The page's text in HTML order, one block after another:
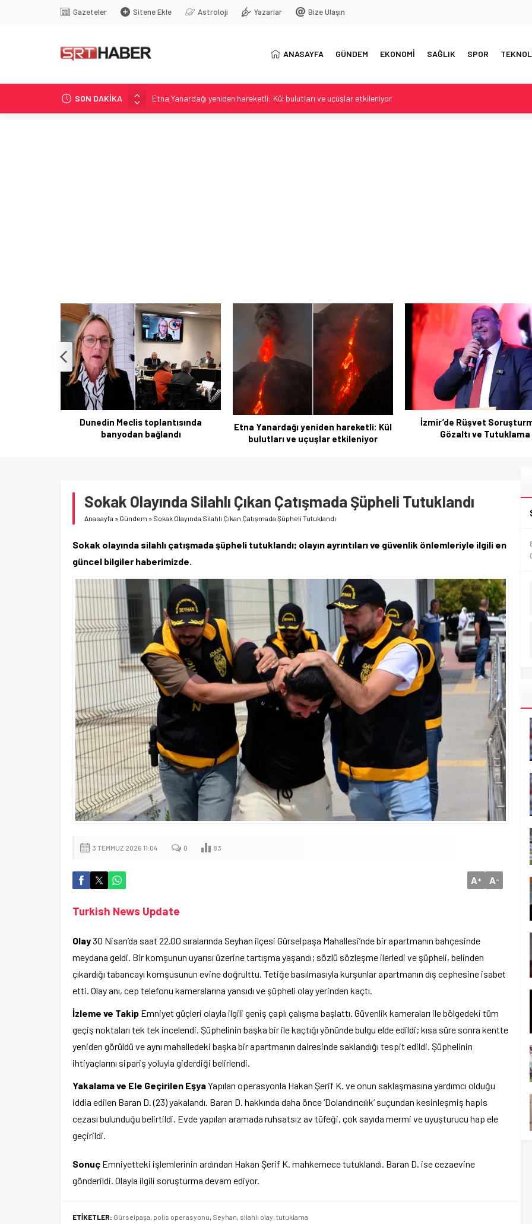
Gazeteler Sitene Ekle Astroloji Yazarlar Bize Ulaşın
ANASAYFA GÜNDEM EKONOMİ SAĞLIK SPOR
SON DAKİKA
Etna Yanardağı yeniden hareketli: Kül bulutları ve uçuşlar etkileniyor
Infantino’ya ilişkin eski UEFA dönemi iddiaları yeniden gündemde
Etna Yanardağı yeniden hareketli: Kül
bulutları ve uçuşlar etkileniyor
İzmir’de Rüşvet Soruşturmada
Gözaltı ve Tutuklama
Sivasspor Esenler
hazırlıkları tamamlandı
Sokak Olayında Silahlı Çıkan Çatışmada Şüpheli Tutuklandı
Anasayfa » Gündem » Sokak Olayında Silahlı Çıkan Çatışmada Şüpheli Tutuklandı
Sokak olayında silahlı çatışmada şüpheli tutuklandı; olayın ayrıntıları ve güvenlik önlemleriyle ilgili en
güncel bilgiler haberimizde.
3 TEMMUZ 2026 11:04 0 83
A+ A-
Turkish News Update
Olay30 Nisan’da saat 22.00 sıralarında Seyhan ilçesi Gürselpaşa Mahallesi’nde bir apartmanın bahçesinde
meydana geldi. Bir komşunun uyarısı üzerine tartışma yaşandı; sözlü sözleşme ilerledi ve şüpheli, belinden
çıkardığı tabancayı komşusunun evine doğrulttu. Tetiğe basılmasıyla kurşunlar apartmanın dış cephesine isabet
etti. Olay anı, cep telefonu kameralarına yansıdı ve şüpheli olay yerinden kaçtı.
İzleme ve Takip Emniyet güçleri olayla ilgili geniş çaplı çalışma başlattı. Güvenlik kameraları ile bölgedeki tüm
geçiş noktaları tek tek incelendi. Şüphelinin başka bir ile kaçtığı yönünde bulgu elde edildi; kısa süre sonra kentte
yeniden görüldü ve aynı mahalledeki başka bir apartmanın dairesinde saklandığı tespit edildi. Şüphelinin
ihtiyaçlarını sipariş yoluyla giderdiği belirlendi.
Yakalama ve Ele Geçirilen EşyaYapılan operasyonla Hakan Şerif K. ve onun saklaşmasına yardımcı olduğu
iddia edilen Baran D. (23) yakalandı. Baran D. hakkında daha önce ‘Dolandırıcılık’ suçundan kesinleşmiş hapis
cezası bulunduğu belirtildi. Evde yapılan aramada ruhsatsız av tüfeği, çok sayıda mermi ve uyuşturucu hap ele
geçirildi.
Sonuç Emniyetteki işlemlerinin ardından Hakan Şerif K. mahkemece tutuklandı. Baran D. ise cezaevine
gönderildi. Olayla ilgili soruşturma devam ediyor.
ETİKETLER: Gürselpaşa, polis operasyonu, Seyhan, silahlı olay, tutuklama